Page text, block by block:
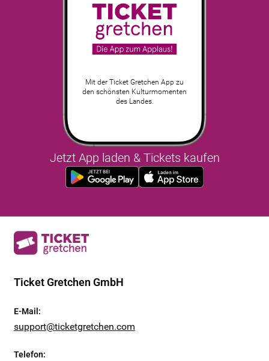
Mit der Ticket Gretchen App zu
den schönsten Kulturmomenten
des Landes.
Jetzt App laden & Tickets kaufen
Ticket Gretchen GmbH
E-Mail :
support@ticketgretchen.com
Telefon: